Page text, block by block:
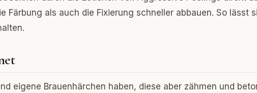
Färbung als auch die Fixierung schneller abbauen. So lässt
eigene Brauenhärchen haben, diese aber zähmen und